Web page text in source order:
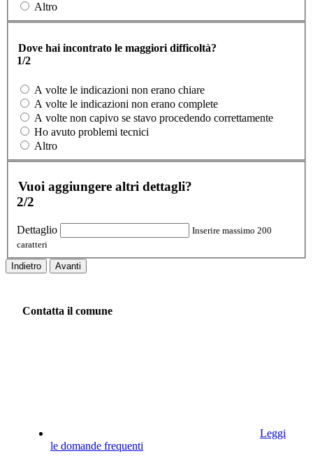
Altro
Dove hai incontrato le maggiori difficoltà?
1/2
A volte le indicazioni non erano chiare
A volte le indicazioni non erano complete
A volte non capivo se stavo procedendo correttamente
Ho avuto problemi tecnici
Altro
Vuoi aggiungere altri dettagli?
2/2
Dettaglio
Inserire massimo 200
caratteri
Indietro Avanti
Contatta il comune
Leggi
le domande frequenti